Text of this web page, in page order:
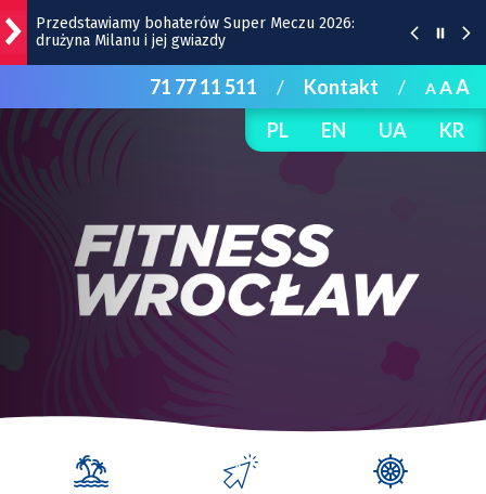
Gwiazdy wystąpią na Dworcu Głównym we Wrocławiu
| TERMINY
Kamienica z Nadodrza po remoncie zyska windę! To
będzie duża metamorfoza
Do Marrakeszu bez przesiadek. Nowy kierunek z
Racławickiej
Przedstawiamy bohaterów Super Meczu 2026:
drużyna Milanu i jej gwiazdy
71 77 11 511 / Kontakt / AAA
PL
EN UA KR